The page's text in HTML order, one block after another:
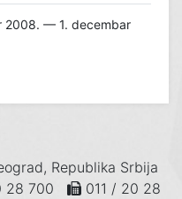
2008. — 1. decembar
Republika Srbija
28 700 011 / 20 28